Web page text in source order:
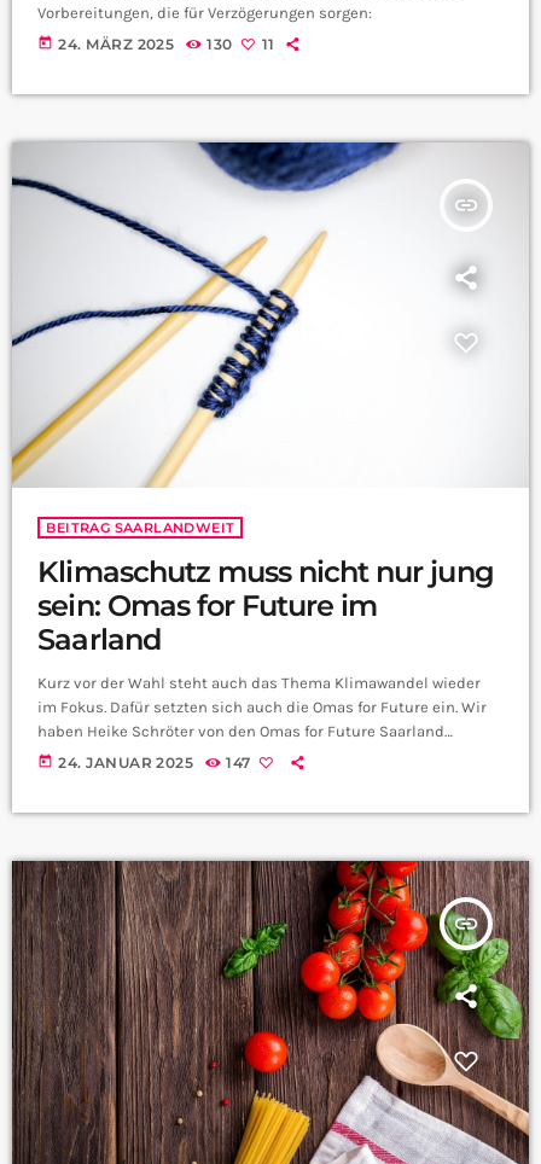
Vorbereitungen, die für Verzögerungen sorgen:
today 24. MÄRZ 2025 130 11
insert_link
BEITRAG SAARLANDWEIT
Klimaschutz muss nicht nur jung
sein: Omas for Future im
Saarland
Kurz vor der Wahl steht auch das Thema Klimawandel wieder
im Fokus. Dafür setzten sich auch die Omas for Future ein. Wir
haben Heike Schröter von den Omas for Future Saarland
ausgefragt. Was unterscheidet Omas for Future von anderen
today 24. JANUAR 2025 147
insert_link